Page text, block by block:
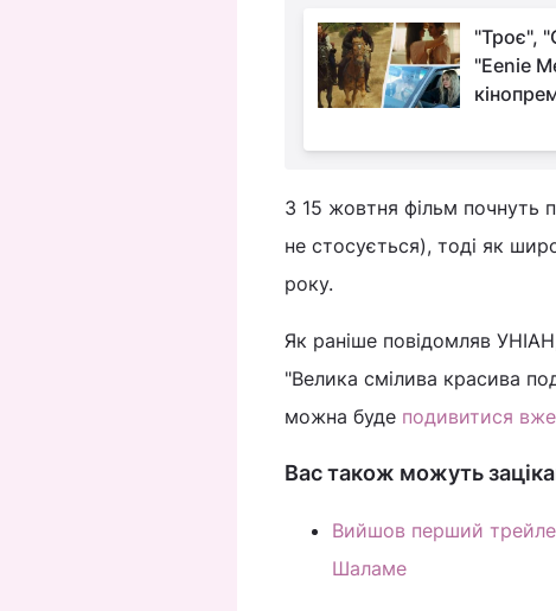
"Троє",
"Eenie
З 15 жовтня фільм почнуть
не стосується), тоді як
року.
Як раніше повідомляв
"Велика смілива красива
можна буде подивитися
Вас також можуть
Вийшов перший
Шаламе